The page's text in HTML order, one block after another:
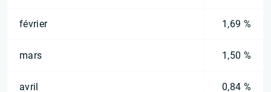
février 1,69 %
mars 1,50 %
avril 0,84 %